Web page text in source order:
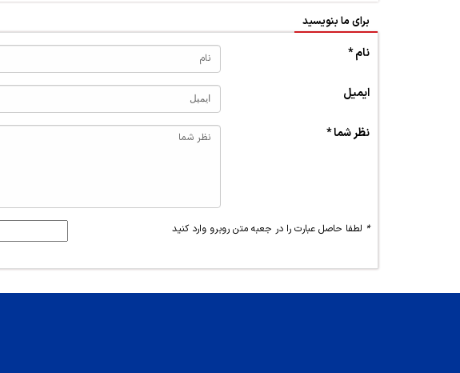
برای ما بنویسید
نام *
ایمیل
نظر شما *
* لطفا حاصل عبارت را در جعبه متن روبرو وارد کنید